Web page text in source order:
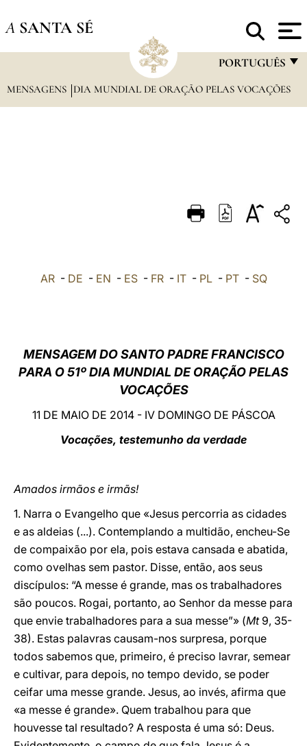
A SANTA SÉ
PORTUGUÊS
FRANÇAIS
DEUTSCH
العربيّة
MENSAGENS DIA MUNDIAL DE ORAÇÃO PELAS VOCAÇÕES
AR- DE - EN - ES- FR- IT- PL- PT- SQ
MENSAGEM DO SANTO PADRE FRANCISCO
PARA O 51º DIA MUNDIAL DE ORAÇÃO PELAS
VOCAÇÕES
11 DE MAIO DE 2014 - IV DOMINGO DE PÁSCOA
Vocações, testemunho da verdade
Amados irmãos e irmãs!
1. Narra o Evangelho que «Jesus percorria as cidades
e as aldeias (...). Contemplando a multidão, encheu-Se
de compaixão por ela, pois estava cansada e abatida,
como ovelhas sem pastor. Disse, então, aos seus
discípulos: “A messe é grande, mas os trabalhadores
são poucos. Rogai, portanto, ao Senhor da messe para
que envie trabalhadores para a sua messe”» (Mt9, 35-
38). Estas palavras causam-nos surpresa, porque
todos sabemos que, primeiro, é preciso lavrar, semear
e cultivar, para depois, no tempo devido, se poder
ceifar uma messe grande. Jesus, ao invés, afirma que
«a messe é grande». Quem trabalhou para que
houvesse tal resultado? A resposta é uma só: Deus.